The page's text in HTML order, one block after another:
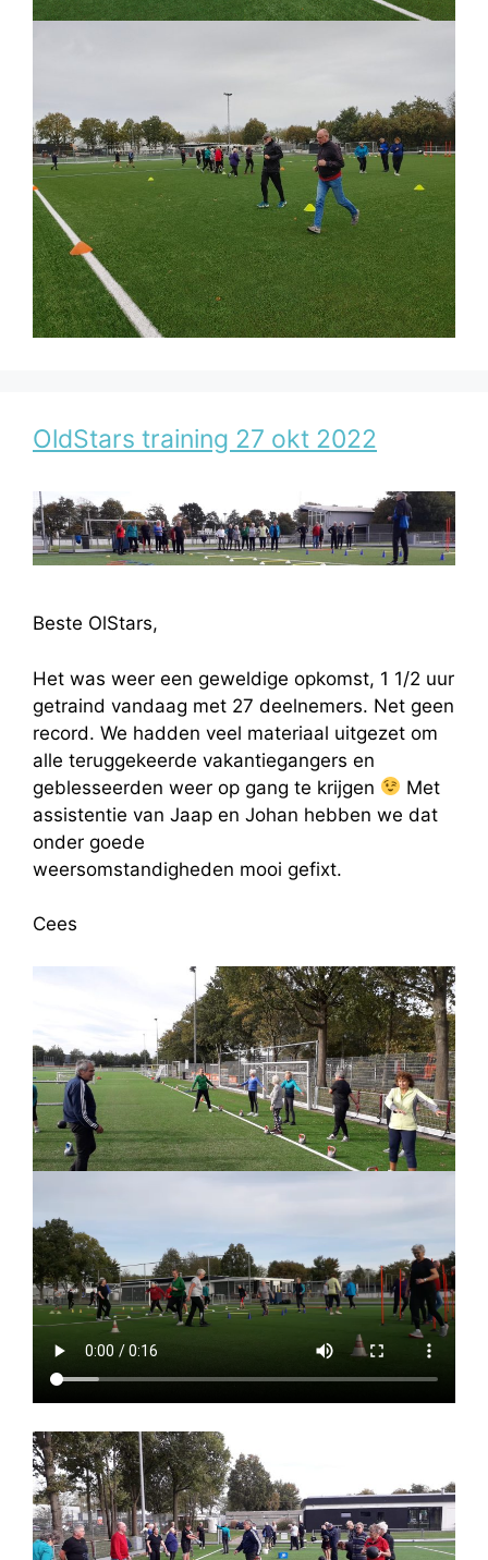
OldStars training 27 okt 2022
Beste OlStars,
Het was weer een geweldige opkomst, 1 1/2 uur
getraind vandaag met 27 deelnemers. Net geen
record. We hadden veel materiaal uitgezet om
alle teruggekeerde vakantiegangers en
geblesseerden weer op gang te krijgen
Met
assistentie van Jaap en Johan hebben we dat
onder goede
weersomstandigheden mooi gefixt.
Cees